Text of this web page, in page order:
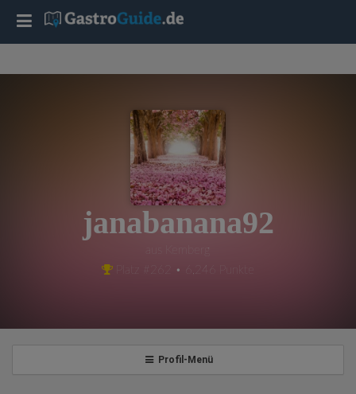
janabanana92
aus Kemberg
Platz #262 • 6,246 Punkte
Profil-Menü
T